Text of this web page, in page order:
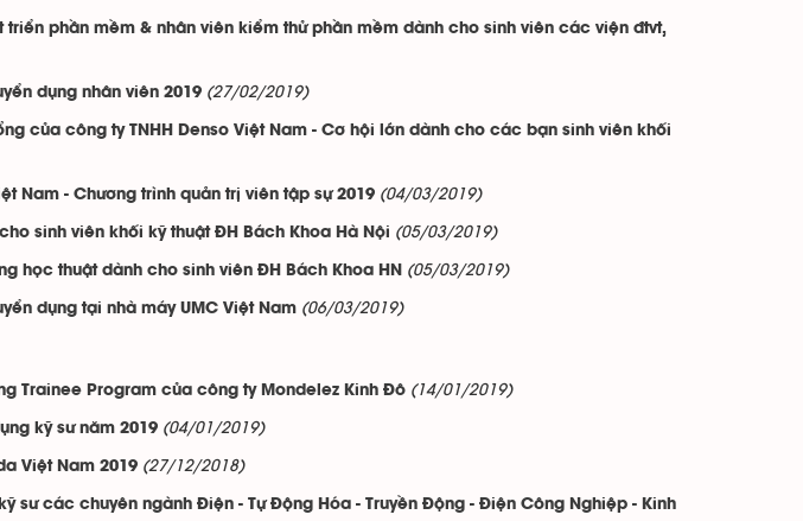
triển phần mềm & nhân viên kiểm thử phần mềm dành cho sinh viên các viện đtvt,
dụng nhân viên 2019 (27/02/2019)
của công ty TNHH Denso Việt Nam - Cơ hội lớn dành cho các bạn sinh viên khối
Nam - Chương trình quản trị viên tập sự 2019 (04/03/2019)
sinh viên khối kỹ thuật ĐH Bách Khoa Hà Nội (05/03/2019)
học thuật dành cho sinh viên ĐH Bách Khoa HN (05/03/2019)
dụng tại nhà máy UMC Việt Nam (06/03/2019)
Trainee Program của công ty Mondelez Kinh Đô (14/01/2019)
kỹ sư năm 2019 (04/01/2019)
Việt Nam 2019 (27/12/2018)
sư các chuyên ngành Điện - Tự Động Hóa - Truyền Động - Điện Công Nghiệp - Kinh